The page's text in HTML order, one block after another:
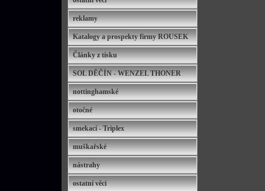
reklamy
Katalogy a prospekty firmy ROUSEK
Články z tisku
SOL DĚČÍN - WENZEL THONER
nottinghamské
otočné
smekací - Triplex
muškařské
nástrahy
ostatní věci